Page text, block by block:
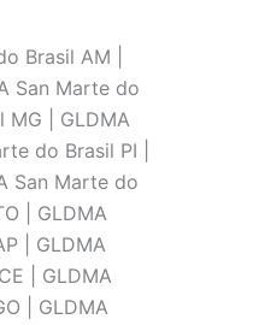
Brasil AM |
San Marte do
MG | GLDMA
do Brasil PI |
San Marte do
| GLDMA
| GLDMA
| GLDMA
| GLDMA